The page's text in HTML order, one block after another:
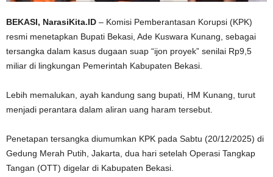
BEKASI, NarasiKita.ID – Komisi Pemberantasan Korupsi (KPK)
resmi menetapkan Bupati Bekasi, Ade Kuswara Kunang, sebagai
tersangka dalam kasus dugaan suap “ijon proyek” senilai Rp9,5
miliar di lingkungan Pemerintah Kabupaten Bekasi.
Lebih memalukan, ayah kandung sang bupati, HM Kunang, turut
menjadi perantara dalam aliran uang haram tersebut.
Penetapan tersangka diumumkan KPK pada Sabtu (20/12/2025) di
Gedung Merah Putih, Jakarta, dua hari setelah Operasi Tangkap
Tangan (OTT) digelar di Kabupaten Bekasi.